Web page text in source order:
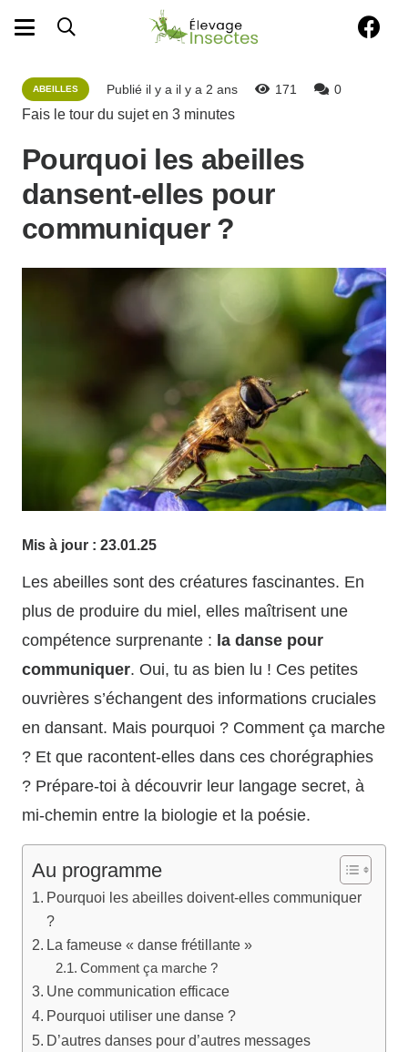
ABEILLES Publié il y a il y a 2 ans 171 0
Fais le tour du sujet en 3 minutes
Pourquoi les abeilles
dansent-elles pour
communiquer ?
Mis à jour : 23.01.25
Les abeilles sont des créatures fascinantes. En
plus de produire du miel, elles maîtrisent une
compétence surprenante : la danse pour
communiquer. Oui, tu as bien lu ! Ces petites
ouvrières s’échangent des informations cruciales
en dansant. Mais pourquoi ? Comment ça marche
? Et que racontent-elles dans ces chorégraphies
? Prépare-toi à découvrir leur langage secret, à
mi-chemin entre la biologie et la poésie.
Au programme
Pourquoi les abeilles doivent-elles communiquer
?
La fameuse « danse frétillante »
Comment ça marche ?
Une communication efficace
Pourquoi utiliser une danse ?
D’autres danses pour d’autres messages